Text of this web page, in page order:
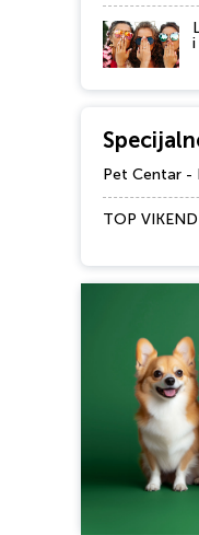
i
Pet Centar -
TOP